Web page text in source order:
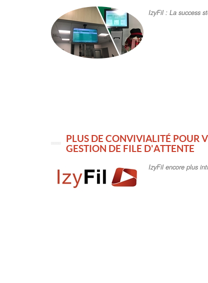
IzyFil : La success
PLUS DE CONVIVIALITÉ POUR
GESTION DE FILE D'ATTENTE
IzyFil encore plus